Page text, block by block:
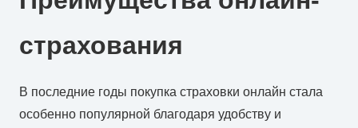
страхования
В последние годы покупка страховки онлайн стала
особенно популярной благодаря удобству и